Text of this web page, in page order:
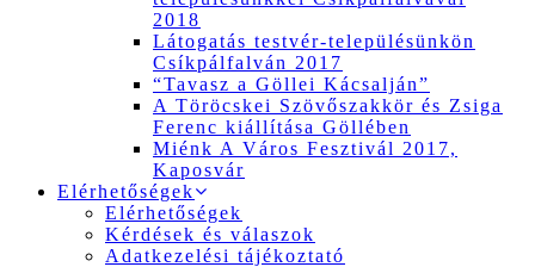
2018
Látogatás testvér-településünkön
Csíkpálfalván 2017
“Tavasz a Göllei Kácsalján”
A Töröcskei Szövőszakkör és Zsiga
Ferenc kiállítása Göllében
Miénk A Város Fesztivál 2017,
Kaposvár
Elérhetőségek
Elérhetőségek
Kérdések és válaszok
Adatkezelési tájékoztató